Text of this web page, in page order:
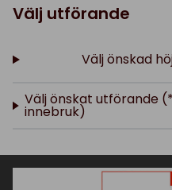
Välj utförande
Välj önskad
Välj önskat utförande
innebruk)